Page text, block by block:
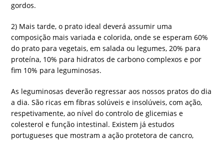
gordos.
2) Mais tarde, o prato ideal deverá assumir uma
composição mais variada e colorida, onde se esperam 60%
do prato para vegetais, em salada ou legumes, 20% para
proteína, 10% para hidratos de carbono complexos e por
fim 10% para leguminosas.
As leguminosas deverão regressar aos nossos pratos do dia
a dia. São ricas em fibras solúveis e insolúveis, com ação,
respetivamente, ao nível do controlo de glicemias e
colesterol e função intestinal. Existem já estudos
portugueses que mostram a ação protetora de cancro,